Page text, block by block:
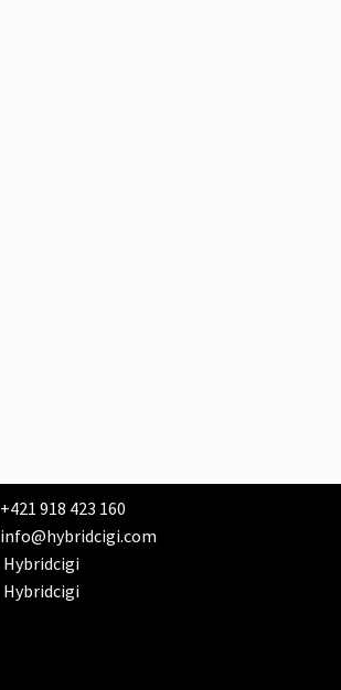
+421 918 423 160
info@hybridcigi.com
Hybridcigi
Hybridcigi